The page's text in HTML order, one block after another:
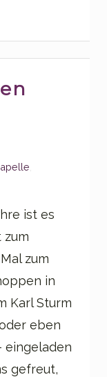
ist es
zum
zum
in
Karl Sturm
eben
eingeladen
gefreut,